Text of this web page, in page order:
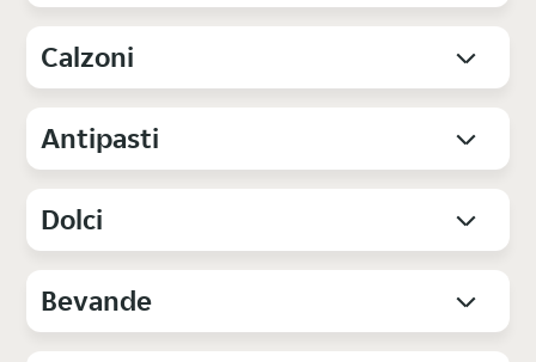
Calzoni
Antipasti
Dolci
Bevande